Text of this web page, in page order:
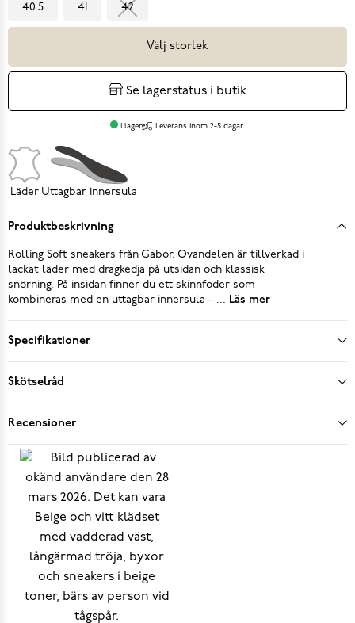
40.5 41 42
Välj storlek
Se lagerstatus i butik
I lager Leverans inom 2-5 dagar
Läder Uttagbar innersula
Produktbeskrivning
Rolling Soft sneakers från Gabor. Ovandelen är tillverkad i
lackat läder med dragkedja på utsidan och klassisk
snörning. På insidan finner du ett skinnfoder som
kombineras med en uttagbar innersula - ... Läs mer
Specifikationer
Skötselråd
Recensioner